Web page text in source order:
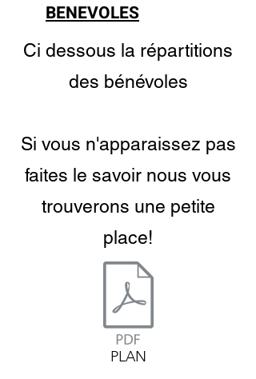
BENEVOLES
Ci dessous la répartitions
des bénévoles
Si vous n'apparaissez pas
faites le savoir nous vous
trouverons une petite
place!
PLAN